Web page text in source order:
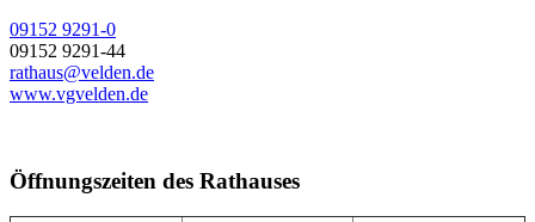
09152 9291-0
09152 9291-44
rathaus@velden.de
www.vgvelden.de
Öffnungszeiten des Rathauses